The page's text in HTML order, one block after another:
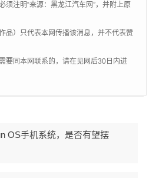
须注明“来源：黑龙江汽车网”，并附上原
品）只代表本网传播该消息，并不代表赞
要同本网联系的，请在见网后30日内进
OS手机系统，是否有望摆